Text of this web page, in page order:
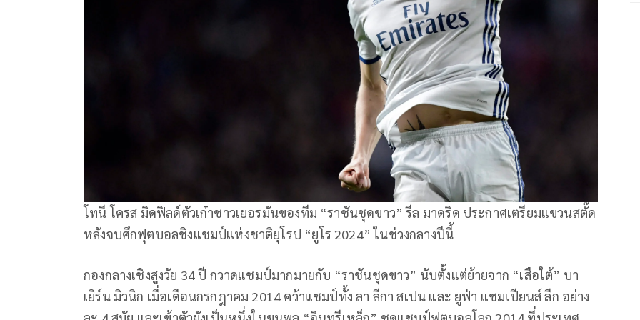
โทนี โครส มิดฟิลด์ตัวเก๋าชาวเยอรมันของทีม “ราชันชุดขาว” รีล มาดริด ประกาศเตรียมแขวนสตั๊ด
หลังจบศึกฟุตบอลชิงแชมป์แห่งชาติยุโรป “ยูโร 2024” ในช่วงกลางปีนี้
กองกลางเชิงสูงวัย 34 ปี กวาดแชมป์มากมายกับ “ราชันชุดขาว” นับตั้งแต่ย้ายจาก “เสือใต้” บา
เยิร์น มิวนิก เมื่อเดือนกรกฎาคม 2014 คว้าแชมป์ทั้ง ลา ลีกา สเปน และ ยูฟ่า แชมเปียนส์ ลีก อย่าง